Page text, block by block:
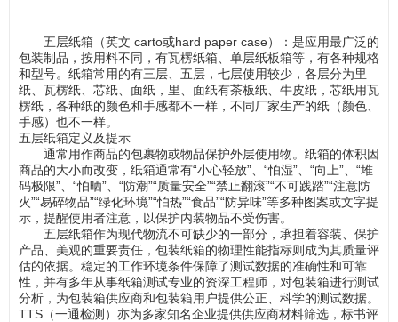
五层纸箱（英文 carto或hard paper case）：是应用最广泛的
包装制品，按用料不同，有瓦楞纸箱、单层纸板箱等，有各种规格
和型号。纸箱常用的有三层、五层，七层使用较少，各层分为里
纸、瓦楞纸、芯纸、面纸，里、面纸有茶板纸、牛皮纸，芯纸用瓦
楞纸，各种纸的颜色和手感都不一样，不同厂家生产的纸（颜色、
手感）也不一样。
五层纸箱定义及提示
通常用作商品的包裹物或物品保护外层使用物。纸箱的体积因
商品的大小而改变，纸箱通常有“小心轻放”、“怕湿”、“向上”、“堆
码极限”、“怕晒”、“防潮”“质量安全”“禁止翻滚”“不可践踏”“注意防
火”“易碎物品”“绿化环境”“怕热”“食品”“防异味”等多种图案或文字提
示，提醒使用者注意，以保护内装物品不受伤害。
五层纸箱作为现代物流不可缺少的一部分，承担着容装、保护
产品、美观的重要责任，包装纸箱的物理性能指标则成为其质量评
估的依据。稳定的工作环境条件保障了测试数据的准确性和可靠
性，并有多年从事纸箱测试专业的资深工程师，对包装箱进行测试
分析，为包装箱供应商和包装箱用户提供公正、科学的测试数据。
TTS（一通检测）亦为多家知名企业提供供应商材料筛选，标书评